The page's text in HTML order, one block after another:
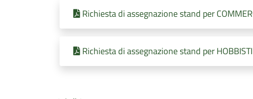
Richiesta di assegnazione stand per
Richiesta di assegnazione stand per HOBBISTI